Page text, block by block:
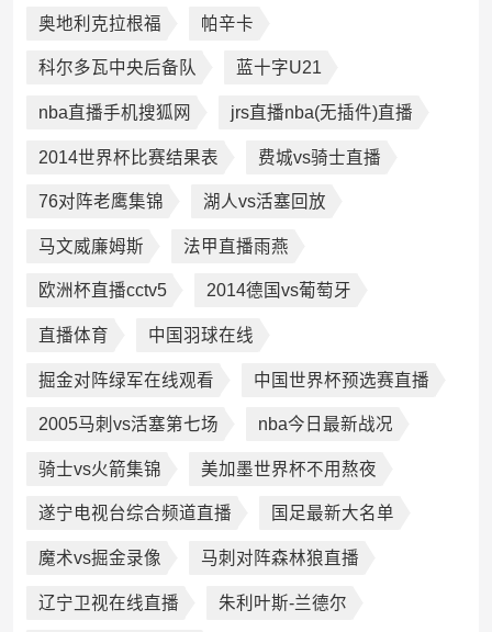
奥地利克拉根福 帕辛卡
科尔多瓦中央后备队 蓝十字U21
nba直播手机搜狐网 jrs直播nba(无插件)直播
2014世界杯比赛结果表 费城vs骑士直播
76对阵老鹰集锦 湖人vs活塞回放
马文威廉姆斯 法甲直播雨燕
欧洲杯直播cctv5 2014德国vs葡萄牙
直播体育 中国羽球在线
掘金对阵绿军在线观看 中国世界杯预选赛直播
2005马刺vs活塞第七场 nba今日最新战况
骑士vs火箭集锦 美加墨世界杯不用熬夜
遂宁电视台综合频道直播 国足最新大名单
魔术vs掘金录像 马刺对阵森林狼直播
辽宁卫视在线直播 朱利叶斯-兰德尔